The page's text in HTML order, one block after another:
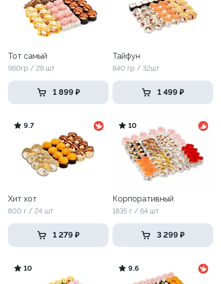
Тот самый
980гр / 28 шт
1 899 ₽
Тайфун
840 гр / 32шт
1 499 ₽
9.7
Хит хот
800 г / 24 шт
1 279 ₽
10
Корпоративный
1835 г / 64 шт
3 299 ₽
10 9.6